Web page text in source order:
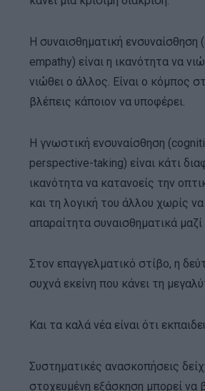
Η συναισθηματική ενσυναίσθηση
empathy) είναι η ικανότητα να
νιώθει ο άλλος. Είναι ο κόμπος
βλέπεις κάποιον να υποφέρει.
Η γνωστική ενσυναίσθηση
perspective-taking) είναι κάτι
ικανότητα να κατανοείς την
και τη λογική του άλλου χωρίς να
απαραίτητα συναισθηματικά μαζί
Στον επαγγελματικό στίβο, η
συχνά εκείνη που κάνει τη
Και τα καλά νέα είναι ότι
Συστηματικές ανασκοπήσεις
στοχευμένη εξάσκηση μπορεί να